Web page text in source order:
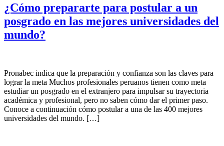
¿Cómo prepararte para postular a un
posgrado en las mejores universidades del
mundo?
Pronabec indica que la preparación y confianza son las claves para
lograr la meta Muchos profesionales peruanos tienen como meta
estudiar un posgrado en el extranjero para impulsar su trayectoria
académica y profesional, pero no saben cómo dar el primer paso.
Conoce a continuación cómo postular a una de las 400 mejores
universidades del mundo. […]